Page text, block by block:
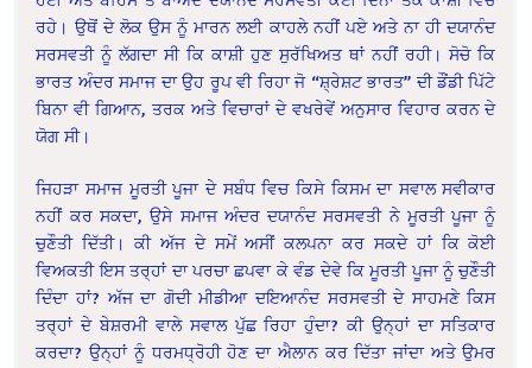
ਰਹੇ। ਉਥੋਂ ਦੇ ਲੋਕ ਉਸ ਨੂੰ ਮਾਰਨ ਲਈ ਕਾਹਲੇ ਨਹੀਂ ਪਏ ਅਤੇ ਨਾ ਹੀ ਦਯਾਨੰਦ
ਸਰਸਵਤੀ ਨੂੰ ਲੱਗਦਾ ਸੀ ਕਿ ਕਾਸ਼ੀ ਹੁਣ ਸੁਰੱਖਿਅਤ ਥਾਂ ਨਹੀਂ ਰਹੀ। ਸੋਚੋ ਕਿ
ਭਾਰਤ ਅੰਦਰ ਸਮਾਜ ਦਾ ਉਹ ਰੂਪ ਵੀ ਰਿਹਾ ਜੋ “ਸ਼੍ਰੇਸ਼ਟ ਭਾਰਤ” ਦੀ ਡੌਂਡੀ ਪਿੱਟੇ
ਬਿਨਾ ਵੀ ਗਿਆਨ, ਤਰਕ ਅਤੇ ਵਿਚਾਰਾਂ ਦੇ ਵਖਰੇਵੇਂ ਅਨੁਸਾਰ ਵਿਹਾਰ ਕਰਨ ਦੇ
ਯੋਗ ਸੀ।
ਜਿਹੜਾ ਸਮਾਜ ਮੂਰਤੀ ਪੂਜਾ ਦੇ ਸਬੰਧ ਵਿਚ ਕਿਸੇ ਕਿਸਮ ਦਾ ਸਵਾਲ ਸਵੀਕਾਰ
ਨਹੀਂ ਕਰ ਸਕਦਾ, ਉਸੇ ਸਮਾਜ ਅੰਦਰ ਦਯਾਨੰਦ ਸਰਸਵਤੀ ਨੇ ਮੂਰਤੀ ਪੂਜਾ ਨੂੰ
ਚੁਣੌਤੀ ਦਿੱਤੀ। ਕੀ ਅੱਜ ਦੇ ਸਮੇਂ ਅਸੀਂ ਕਲਪਨਾ ਕਰ ਸਕਦੇ ਹਾਂ ਕਿ ਕੋਈ
ਵਿਅਕਤੀ ਇਸ ਤਰ੍ਹਾਂ ਦਾ ਪਰਚਾ ਛਪਵਾ ਕੇ ਵੰਡ ਦੇਵੇ ਕਿ ਮੂਰਤੀ ਪੂਜਾ ਨੂੰ ਚੁਣੌਤੀ
ਦਿੰਦਾ ਹਾਂ? ਅੱਜ ਦਾ ਗੋਦੀ ਮੀਡੀਆ ਦਇਆਨੰਦ ਸਰਸਵਤੀ ਦੇ ਸਾਹਮਣੇ ਕਿਸ
ਤਰ੍ਹਾਂ ਦੇ ਬੇਸ਼ਰਮੀ ਵਾਲੇ ਸਵਾਲ ਪੁੱਛ ਰਿਹਾ ਹੁੰਦਾ? ਕੀ ਉਨ੍ਹਾਂ ਦਾ ਸਤਿਕਾਰ
ਕਰਦਾ? ਉਨ੍ਹਾਂ ਨੂੰ ਧਰਮਧ੍ਰੋਹੀ ਹੋਣ ਦਾ ਐਲਾਨ ਕਰ ਦਿੱਤਾ ਜਾਂਦਾ ਅਤੇ ਉਮਰ